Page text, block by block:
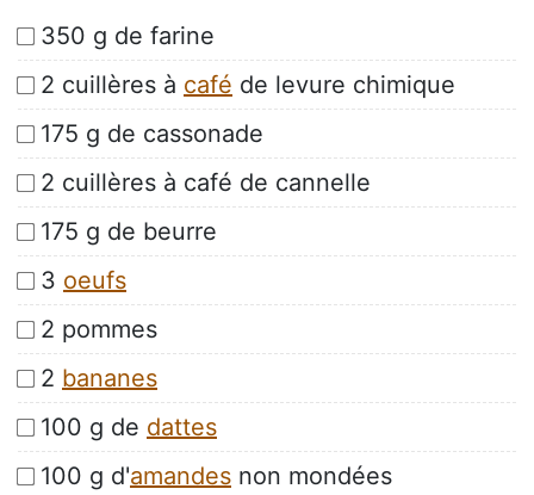
350 g de farine
2 cuillères à café de levure chimique
175 g de cassonade
2 cuillères à café de cannelle
175 g de beurre
3 oeufs
2 pommes
2 bananes
100 g de dattes
100 g d'amandes non mondées